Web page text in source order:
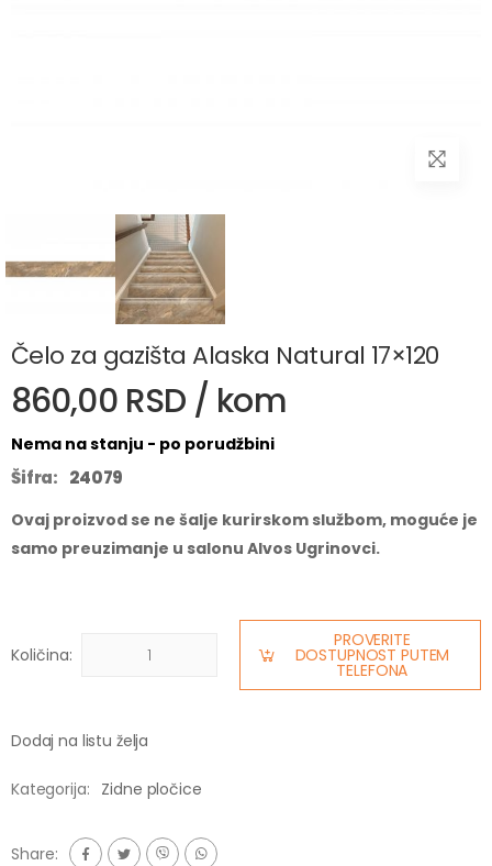
Čelo za gazišta Alaska Natural 17×120
860,00 RSD / kom
Nema na stanju - po porudžbini
Šifra: 24079
Ovaj proizvod se ne šalje kurirskom službom, moguće je
samo preuzimanje u salonu Alvos Ugrinovci.
Količina:
PROVERITE
DOSTUPNOST PUTEM
TELEFONA
Dodaj na listu želja
Kategorija: Zidne pločice
Share: